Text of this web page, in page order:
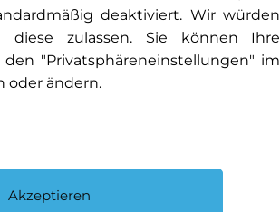
deaktiviert. Wir würden
zulassen. Sie können Ihre
"Privatsphäreneinstellungen" im
oder ändern.
Akzeptieren